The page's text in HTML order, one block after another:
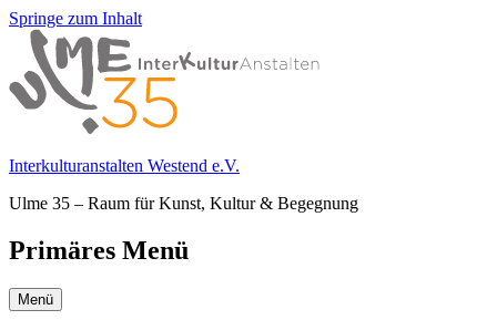
Springe zum Inhalt
Interkulturanstalten Westend e.V.
Ulme 35 – Raum für Kunst, Kultur & Begegnung
Primäres Menü
Menü